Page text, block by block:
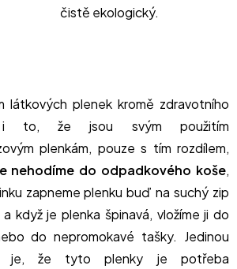
čistě ekologický.
látkových plenek kromě zdravotního
i to, že jsou svým použitím
plenkám, pouze s tím rozdílem,
nehodíme do odpadkového koše,
zapneme plenku buď na suchý zip
když je plenka špinavá, vložíme ji do
do nepromokavé tašky. Jedinou
je, že tyto plenky je potřeba